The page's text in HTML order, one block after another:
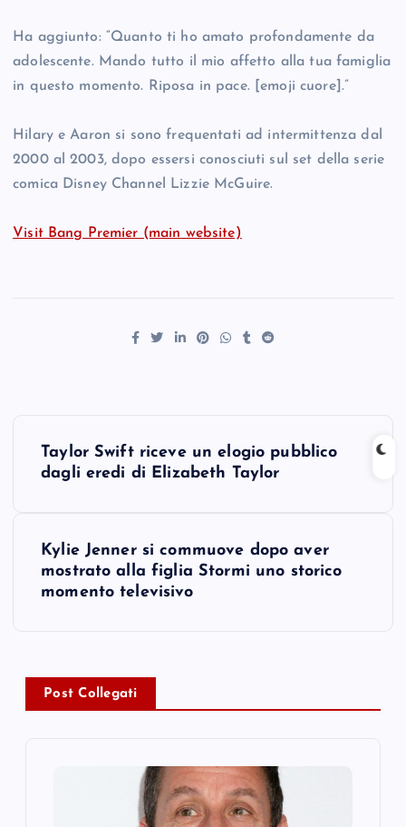
Ha aggiunto: “Quanto ti ho amato profondamente da
adolescente. Mando tutto il mio affetto alla tua famiglia
in questo momento. Riposa in pace. [emoji cuore].”
Hilary e Aaron si sono frequentati ad intermittenza dal
2000 al 2003, dopo essersi conosciuti sul set della serie
comica Disney Channel Lizzie McGuire.
Visit Bang Premier (main website)
v
Taylor Swift riceve un elogio pubblico
dagli eredi di Elizabeth Taylor
Kylie Jenner si commuove dopo aver
mostrato alla figlia Stormi uno storico
momento televisivo
Post Collegati